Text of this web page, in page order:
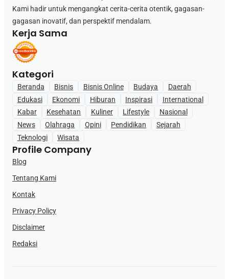
Kami hadir untuk mengangkat cerita-cerita otentik, gagasan-
gagasan inovatif, dan perspektif mendalam.
Kerja Sama
Kategori
Beranda Bisnis Bisnis Online Budaya
Daerah
Edukasi
Ekonomi Hiburan Inspirasi
International
Kabar
Kesehatan Kuliner Lifestyle
Nasional
News
Olahraga Opini Pendidikan
Sejarah
Teknologi
Wisata
Profile Company
Blog
Tentang Kami
Kontak
Privacy Policy
Disclaimer
Redaksi